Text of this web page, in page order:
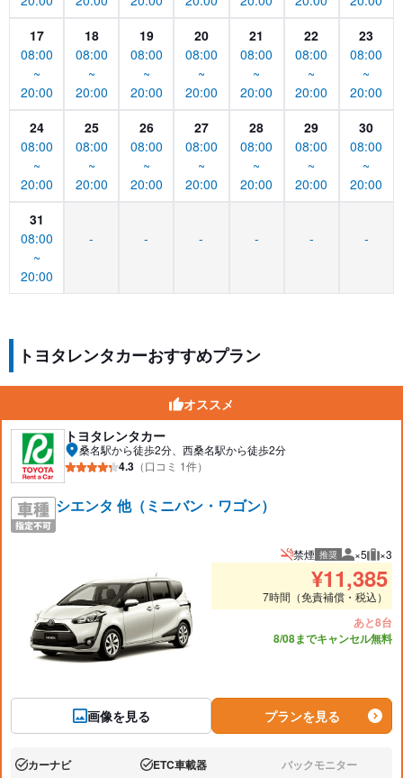
17
08:00
~
20:00
18
08:00
~
20:00
19
08:00
~
20:00
20
08:00
~
20:00
21
08:00
~
20:00
22
08:00
~
20:00
23
08:00
~
20:00
24
08:00
~
20:00
25
08:00
~
20:00
26
08:00
~
20:00
27
08:00
~
20:00
28
08:00
~
20:00
29
08:00
~
20:00
30
08:00
~
20:00
31
08:00
~
20:00
- - - - - -
トヨタレンタカーおすすめプラン
オススメ
トヨタレンタカー
桑名駅から徒歩2分、西桑名駅から徒歩2分
4.3 （口コミ 1件）
シエンタ 他（ミニバン・ワゴン）
画像を見る
禁煙 推奨 推奨人数
×5 推奨
×3
¥11,385
7時間（免責補償・税込）
あと8台
8/08までキャンセル無料
プランを見る
あり:カーナビ あり:ETC車載器 なし:バックモニター